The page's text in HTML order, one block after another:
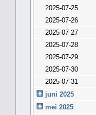
2025-07-25
2025-07-26
2025-07-27
2025-07-28
2025-07-29
2025-07-30
2025-07-31
juni 2025
mei 2025